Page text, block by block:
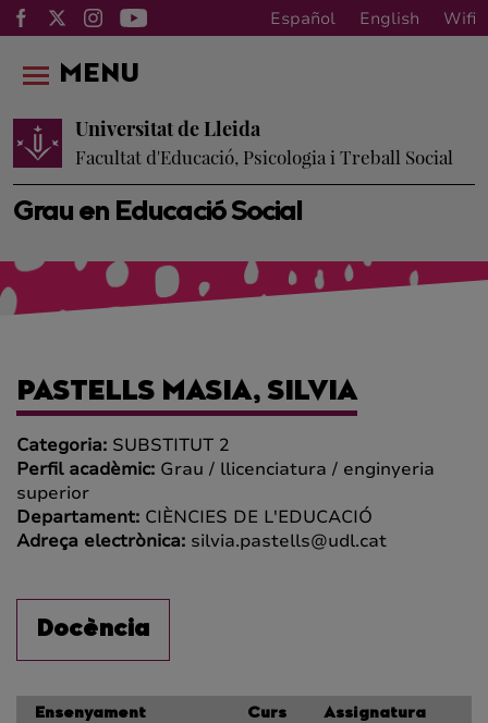
Español English Wifi
Grau en Educació Social
Universitat de Lleida
Facultat d'Educació, Psicologia i Treball Social
MENU
PASTELLS MASIA, SILVIA
Categoria: SUBSTITUT 2
Perfil acadèmic: Grau / llicenciatura / enginyeria
superior
Departament: CIÈNCIES DE L'EDUCACIÓ
Adreça electrònica: silvia.pastells@udl.cat
Docència
Ensenyament Curs Assignatura